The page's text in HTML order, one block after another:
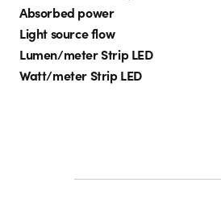
Absorbed power
Light source flow
Lumen/meter Strip LED
Watt/meter Strip LED